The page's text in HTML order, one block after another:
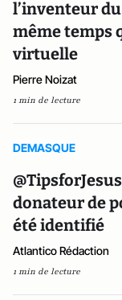
l’inventeur
même temps
virtuelle
Pierre Noizat
1 min de lecture
DEMASQUE
donateur de
été identifié
Atlantico Rédaction
1 min de lecture